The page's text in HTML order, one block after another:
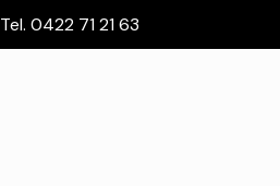
Tel. 0422 71 21 63